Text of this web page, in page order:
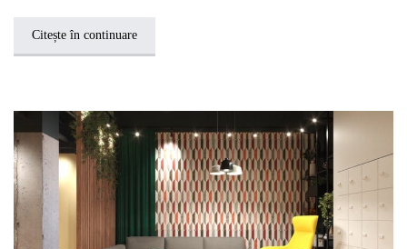
Citește în continuare